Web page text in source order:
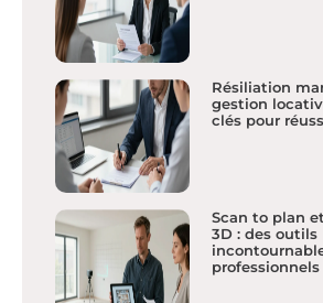
Résiliation
gestion
clés pour
Scan to plan
3D : des outils